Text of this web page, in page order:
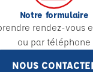
Notre formulaire
rendez-vous
ou par téléphone
NOUS